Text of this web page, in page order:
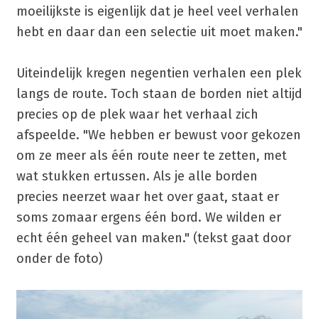
moeilijkste is eigenlijk dat je heel veel verhalen
hebt en daar dan een selectie uit moet maken."
Uiteindelijk kregen negentien verhalen een plek
langs de route. Toch staan de borden niet altijd
precies op de plek waar het verhaal zich
afspeelde. "We hebben er bewust voor gekozen
om ze meer als één route neer te zetten, met
wat stukken ertussen. Als je alle borden
precies neerzet waar het over gaat, staat er
soms zomaar ergens één bord. We wilden er
echt één geheel van maken." (tekst gaat door
onder de foto)